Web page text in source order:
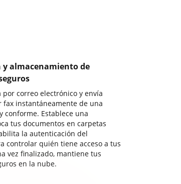
almacenamiento de
por correo electrónico y envía
fax instantáneamente de una
conforme. Establece una
tus documentos en carpetas
la autenticación del
controlar quién tiene acceso a tus
vez finalizado, mantiene tus
en la nube.